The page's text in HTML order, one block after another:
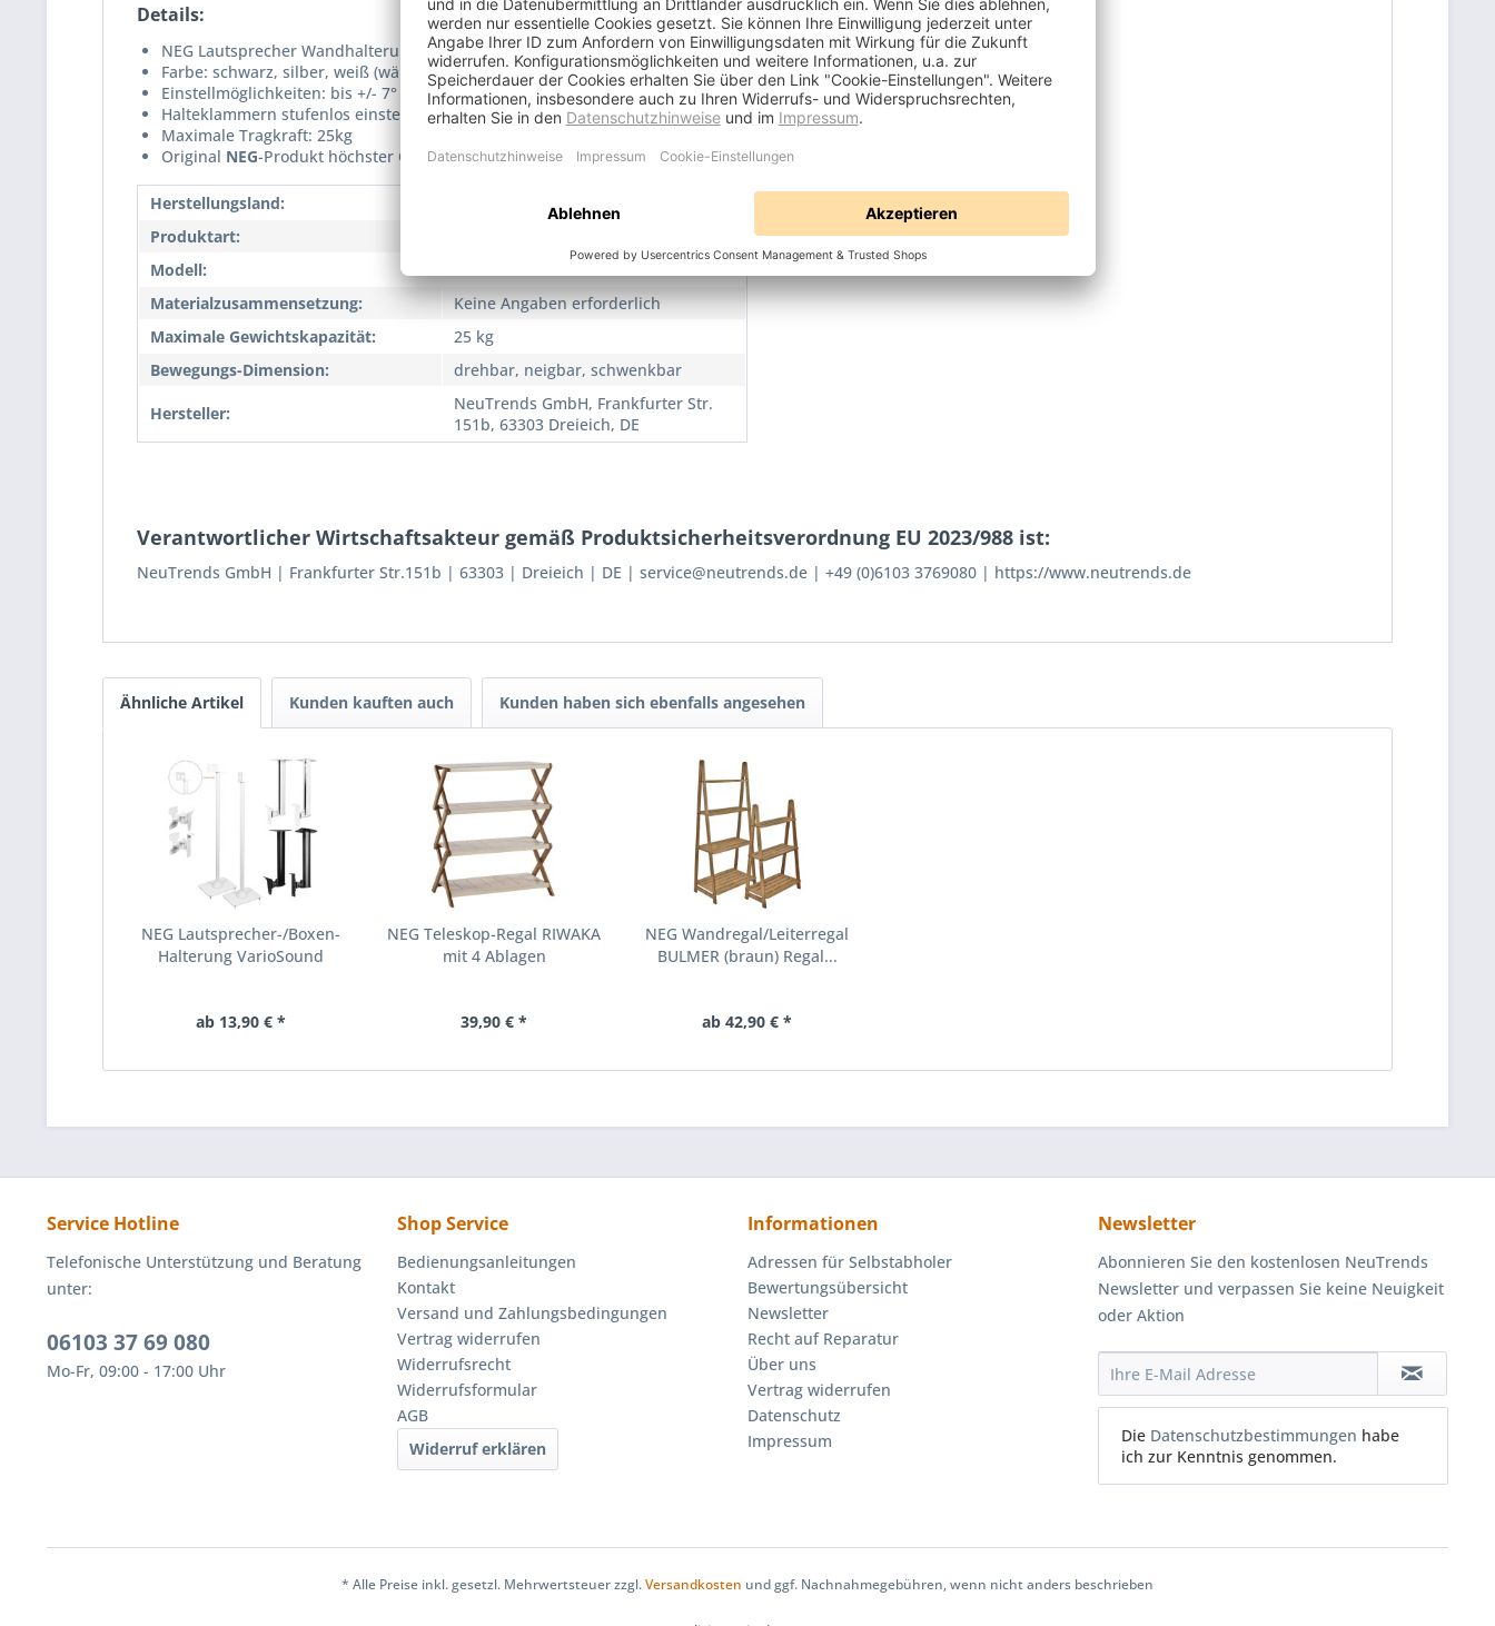
Details:
NEG Lautsprecher Wandhalterung Beam201 (Paar)
Farbe: schwarz, silber, weiß (wählbar, solange der Vorrat reicht)
Einstellmöglichkeiten: bis +/- 7° Neigung, 360° drehbar
Halteklammern stufenlos einstellbar von 13,7cm bis 29,7cm Breite (Außenmaß), aufnehmbare Boxenbreite: 12,0 - 28,0cm
Maximale Tragkraft: 25kg
Original NEG-Produkt höchster Qualität
Herstellungsland:
Produktart:
Modell:
Materialzusammensetzung:
Keine Angaben erforderlich
Maximale Gewichtskapazität:
25 kg
Bewegungs-Dimension:
drehbar, neigbar, schwenkbar
Hersteller:
NeuTrends GmbH, Frankfurter Str.
151b, 63303 Dreieich, DE
Verantwortlicher Wirtschaftsakteur gemäß Produktsicherheitsverordnung EU 2023/988 ist:
NeuTrends GmbH Frankfurter Str.151b 63303 Dreieich DE service@neutrends.de +49 (0)6103 3769080 https://www.neutrends.de
Ähnliche Artikel Kunden kauften auch Kunden haben sich ebenfalls angesehen
NEG Lautsprecher-/Boxen-
Halterung VarioSound
ab 13,90 € *
NEG Teleskop-Regal RIWAKA
mit 4 Ablagen
39,90 € *
NEG Wandregal/Leiterregal
BULMER (braun) Regal...
ab 42,90 € *
Service Hotline
Telefonische Unterstützung und Beratung
unter:
06103 37 69 080
Mo-Fr, 09:00 - 17:00 Uhr
Shop Service
Bedienungsanleitungen
Kontakt
Versand und Zahlungsbedingungen
Vertrag widerrufen
Widerrufsrecht
Widerrufsformular
AGB
Widerruf erklären
Informationen
Adressen für Selbstabholer
Bewertungsübersicht
Newsletter
Recht auf Reparatur
Über uns
Vertrag widerrufen
Datenschutz
Impressum
Newsletter
Abonnieren Sie den kostenlosen NeuTrends
Newsletter und verpassen Sie keine Neuigkeit
oder Aktion
Die Datenschutzbestimmungen habe
ich zur Kenntnis genommen.
* Alle Preise inkl. gesetzl. Mehrwertsteuer zzgl.Versandkosten und ggf. Nachnahmegebühren, wenn nicht anders beschrieben